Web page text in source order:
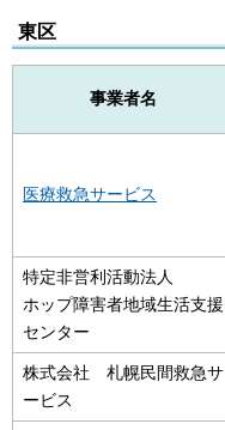
東区
事業者名
医療救急サービス
特定非営利活動法人
ホップ障害者地域生活支援
センター
株式会社 札幌民間救急サ
ービス